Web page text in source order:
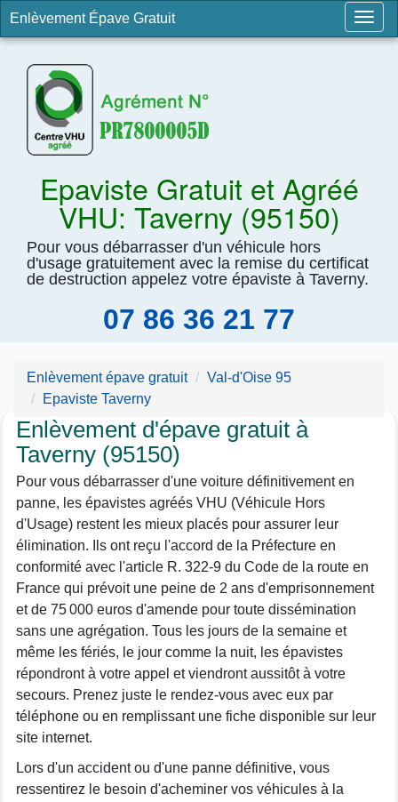
Enlèvement Épave Gratuit
Epaviste Gratuit et Agréé
VHU: Taverny (95150)
Pour vous débarrasser d'un véhicule hors
d'usage gratuitement avec la remise du certificat
de destruction appelez votre épaviste à Taverny.
07 86 36 21 77
Enlèvement épave gratuit
Val-d'Oise 95
Epaviste Taverny
Enlèvement d'épave gratuit à
Taverny (95150)
Pour vous débarrasser d'une voiture définitivement en
panne, les épavistes agréés VHU (Véhicule Hors
d'Usage) restent les mieux placés pour assurer leur
élimination. Ils ont reçu l'accord de la Préfecture en
conformité avec l'article R. 322-9 du Code de la route en
France qui prévoit une peine de 2 ans d'emprisonnement
et de 75 000 euros d'amende pour toute dissémination
sans une agrégation. Tous les jours de la semaine et
même les fériés, le jour comme la nuit, les épavistes
répondront à votre appel et viendront aussitôt à votre
secours. Prenez juste le rendez-vous avec eux par
téléphone ou en remplissant une fiche disponible sur leur
site internet.
Lors d'un accident ou d'une panne définitive, vous
ressentirez le besoin d'acheminer vos véhicules à la